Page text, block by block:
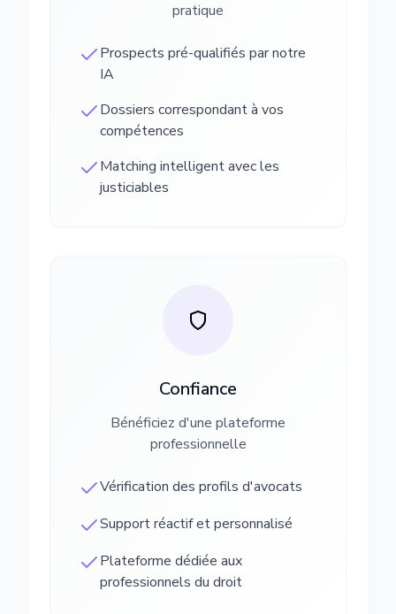
pratique
Prospects pré-qualifiés par notre
IA
Dossiers correspondant à vos
compétences
Matching intelligent avec les
justiciables
Confiance
Bénéficiez d'une plateforme
professionnelle
Vérification des profils d'avocats
Support réactif et personnalisé
Plateforme dédiée aux
professionnels du droit